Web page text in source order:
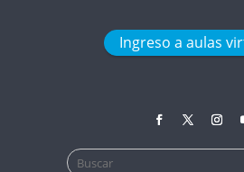
Ingreso a aulas
Buscar: